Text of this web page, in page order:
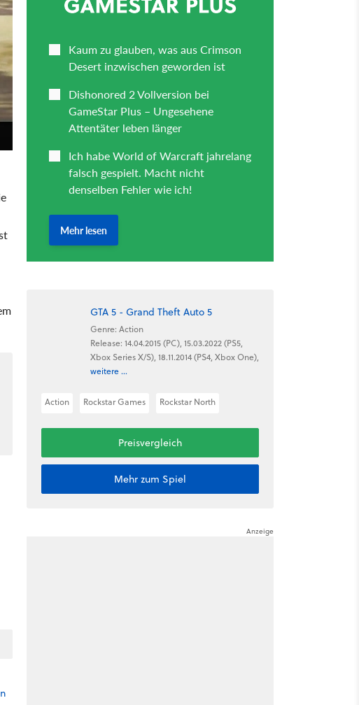
GTA 5 - Grand Theft Auto 5
Genre: Action
Release: 14.04.2015 (PC), 15.03.2022 (PS5,
Xbox Series X/S), 18.11.2014 (PS4, Xbox One),
weitere ...
Action Rockstar Games Rockstar North
Preisvergleich
Mehr zum Spiel